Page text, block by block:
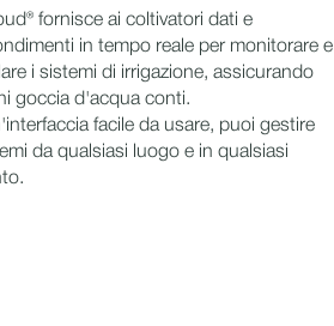
fornisce ai coltivatori dati e
in tempo reale per monitorare e
i sistemi di irrigazione, assicurando
goccia d'acqua conti.
facile da usare, puoi gestire
da qualsiasi luogo e in qualsiasi